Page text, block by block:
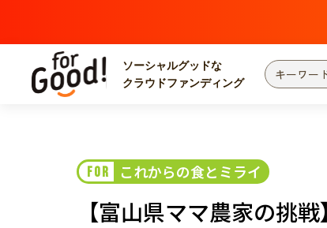
ソーシャルグッドな
クラウドファンディング
カテゴリーからさがす 国際協力
災害
社会
FOR これからの食とミライ
【富山県ママ農家の挑